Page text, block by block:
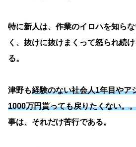
特に新人は、作業のイロハを知ら
く、抜けに抜けまくって怒られ続
る。
津野も経験のない社会人1年目やア
1000万円貰っても戻りたくない。
事は、それだけ苦行である。